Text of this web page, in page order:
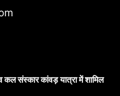
कल संस्कार कांवड़ यात्रा में शामिल